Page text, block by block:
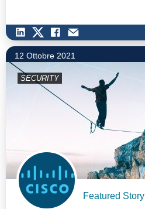
12 Ottobre 2021
SECURITY
Featured Story